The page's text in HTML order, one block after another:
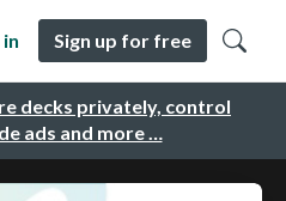
decks privately, control
ads and more …
in Sign up for free